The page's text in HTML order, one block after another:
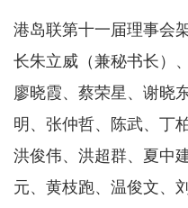
港岛联第十一届理事会
长朱立威（兼秘书长）
廖晓霞、蔡荣星、谢晓
明、张仲哲、陈武、丁
洪俊伟、洪超群、夏中
元、黄枝跑、温俊文、